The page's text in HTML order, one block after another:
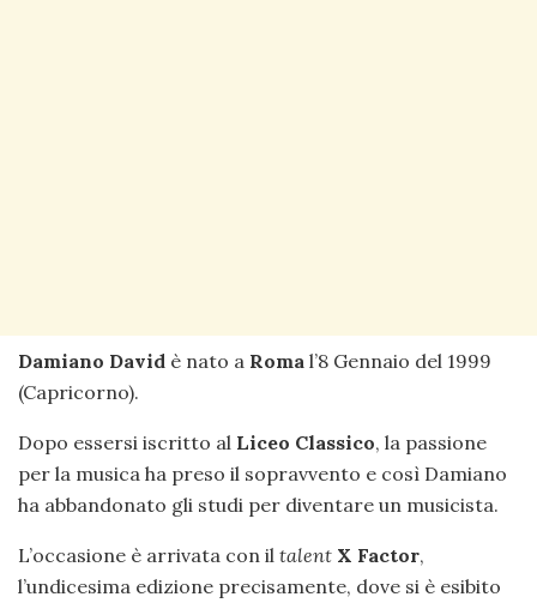
Damiano David è nato a Roma l’8 Gennaio del 1999
(Capricorno).
Dopo essersi iscritto al Liceo Classico, la passione
per la musica ha preso il sopravvento e così Damiano
ha abbandonato gli studi per diventare un musicista.
L’occasione è arrivata con il talent X Factor,
l’undicesima edizione precisamente, dove si è esibito